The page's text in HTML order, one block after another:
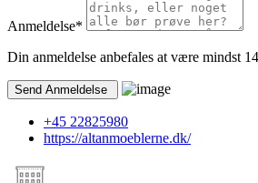
Anmeldelse*
Din anmeldelse anbefales at være mindst
+45 22825980
https://altanmoeblerne.dk/